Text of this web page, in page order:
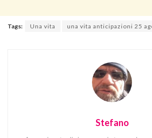
Tags: Una vita una vita anticipazioni 25
Stefano